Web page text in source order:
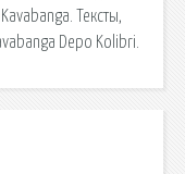
Тексты,
Depo Kolibri.